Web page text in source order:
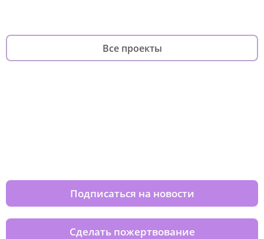
Все проекты
Подписаться на новости
Сделать пожертвование